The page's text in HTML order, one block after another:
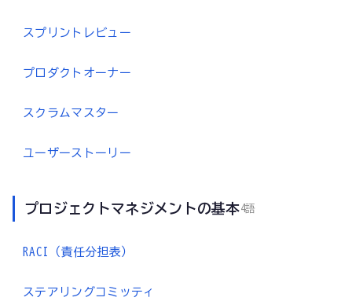
スプリントレビュー
プロダクトオーナー
スクラムマスター
ユーザーストーリー
プロジェクトマネジメントの基本4語
RACI（責任分担表）
ステアリングコミッティ